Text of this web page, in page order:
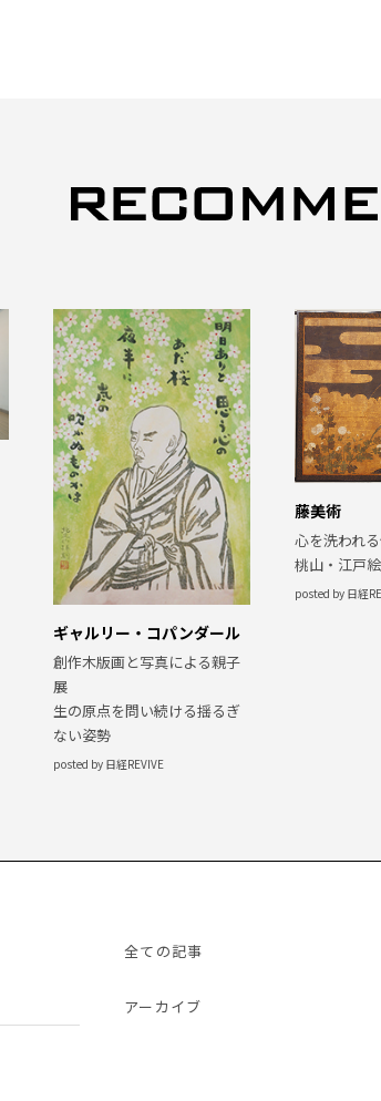
ギャルリー・コパンダール
創作木版画と写真による親子
展
生の原点を問い続ける揺るぎ
ない姿勢
posted by 日経REVIVE
藤美術
心を洗われ
桃山・江戸
posted by 日経
全ての記事
アーカイブ